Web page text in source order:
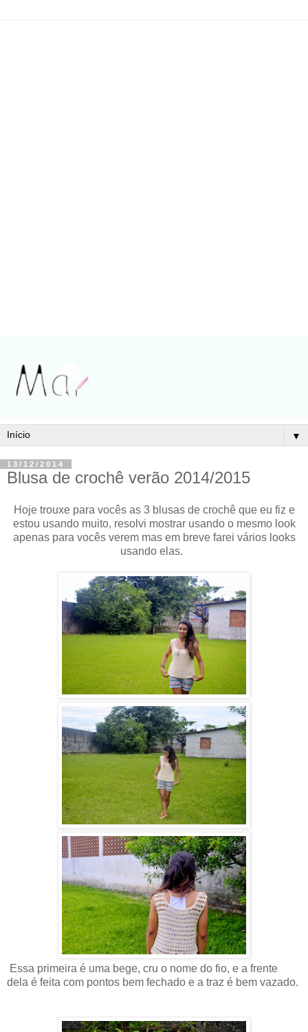
▼
13/12/2014
Blusa de crochê verão 2014/2015
Hoje trouxe para vocês as 3 blusas de crochê que eu fiz e
estou usando muito, resolvi mostrar usando o mesmo look
apenas para vocês verem mas em breve farei vários looks
usando elas.
Essa primeira é uma bege, cru o nome do fio, e a frente
dela é feita com pontos bem fechado e a traz é bem vazado.